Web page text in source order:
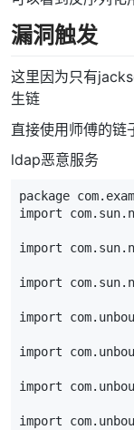
漏洞触发
这里因为只有
生链
直接使用师傅的链
ldap恶意服务
package
import
import
import
import
import
import
import